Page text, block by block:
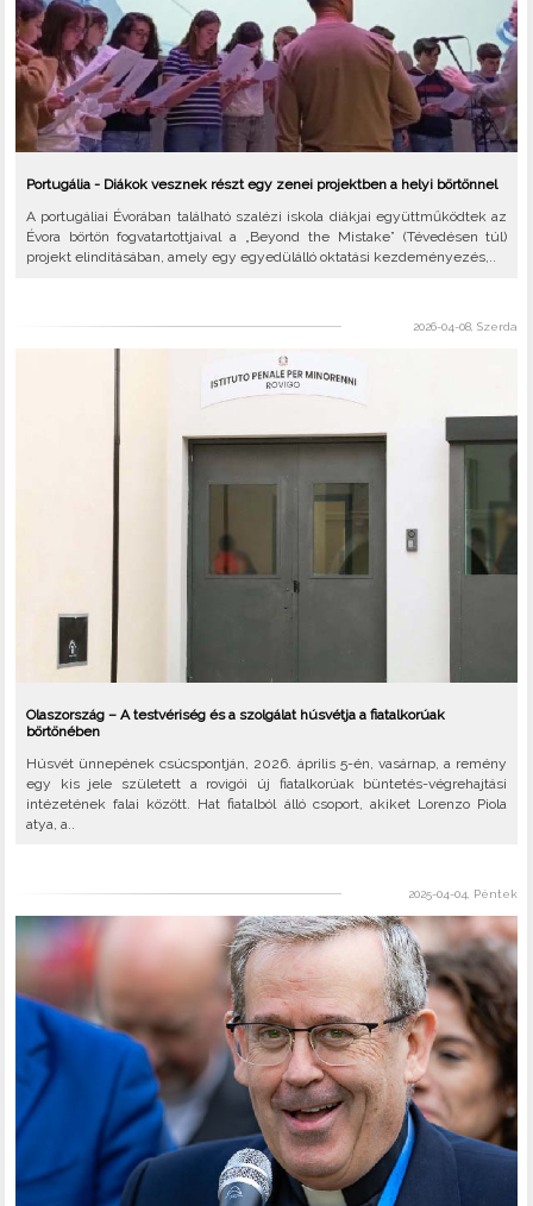
Portugália - Diákok vesznek részt egy zenei projektben a helyi börtönnel
A portugáliai Évorában található szalézi iskola diákjai együttműködtek az
Évora börtön fogvatartottjaival a „Beyond the Mistake” (Tévedésen túl)
projekt elindításában, amely egy egyedülálló oktatási kezdeményezés,..
2026-04-08, Szerda
Olaszország – A testvériség és a szolgálat húsvétja a fiatalkorúak
börtönében
Húsvét ünnepének csúcspontján, 2026. április 5-én, vasárnap, a remény
egy kis jele született a rovigói új fiatalkorúak büntetés-végrehajtási
intézetének falai között. Hat fiatalból álló csoport, akiket Lorenzo Piola
atya, a..
2025-04-04, Péntek